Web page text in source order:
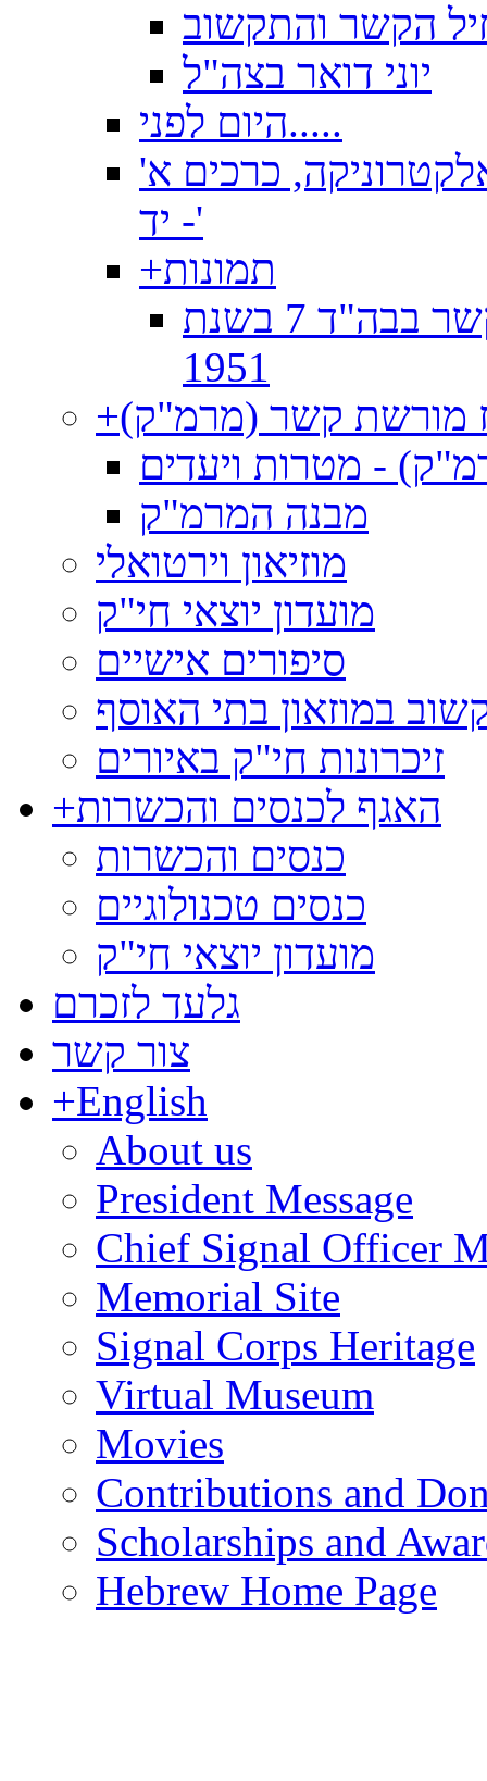
הקשר והתקשוב
יוני דואר בצה"ל
היום לפני.....
כרכים א'
- יד'
+תמונות
תמונות מקורס טכנאי קשר וקורס קשר בבה"ד 7 בשנת
1951
+מורשת קשר (מרמ"ק)
- מטרות ויעדים
מבנה המרמ"ק
מוזיאון וירטואלי
מועדון יוצאי חי"ק
סיפורים אישיים
במוזאון בתי האוסף
זיכרונות חי"ק באיורים
+האגף לכנסים והכשרות
כנסים והכשרות
כנסים טכנולוגיים
מועדון יוצאי חי"ק
גלעד לזכרם
צור קשר
+English
About us
President Message
Chief Signal Officer
Memorial Site
Signal Corps Heritage
Virtual Museum
Movies
Contributions and
Scholarships and
Hebrew Home Page